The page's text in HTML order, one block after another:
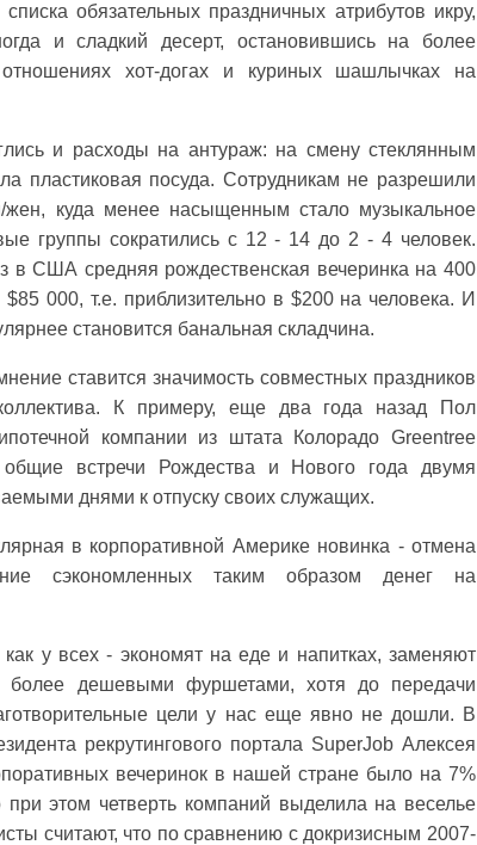
обязательных праздничных атрибутов икру,
и сладкий десерт, остановившись на более
хот-догах и куриных шашлычках на
и расходы на антураж: на смену стеклянным
пластиковая посуда. Сотрудникам не разрешили
жен, куда менее насыщенным стало музыкальное
группы сократились с 12 - 14 до 2 - 4 человек.
в США средняя рождественская вечеринка на 400
000, т.е. приблизительно в $200 на человека. И
становится банальная складчина.
ставится значимость совместных праздников
К примеру, еще два года назад Пол
компании из штата Колорадо Greentree
общие встречи Рождества и Нового года двумя
днями к отпуску своих служащих.
в корпоративной Америке новинка - отмена
сэкономленных таким образом денег на
у всех - экономят на еде и напитках, заменяют
более дешевыми фуршетами, хотя до передачи
цели у нас еще явно не дошли. В
рекрутингового портала SuperJob Алексея
вечеринок в нашей стране было на 7%
этом четверть компаний выделила на веселье
считают, что по сравнению с докризисным 2007-